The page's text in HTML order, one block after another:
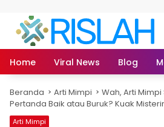
Home Viral News Blog
Beranda Arti Mimpi
Wah, Arti
Pertanda Baik atau Buruk? Kuak
Arti Mimpi